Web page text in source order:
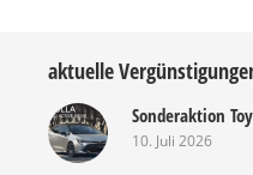
aktuelle
Sonderaktion
10. Juli 2026